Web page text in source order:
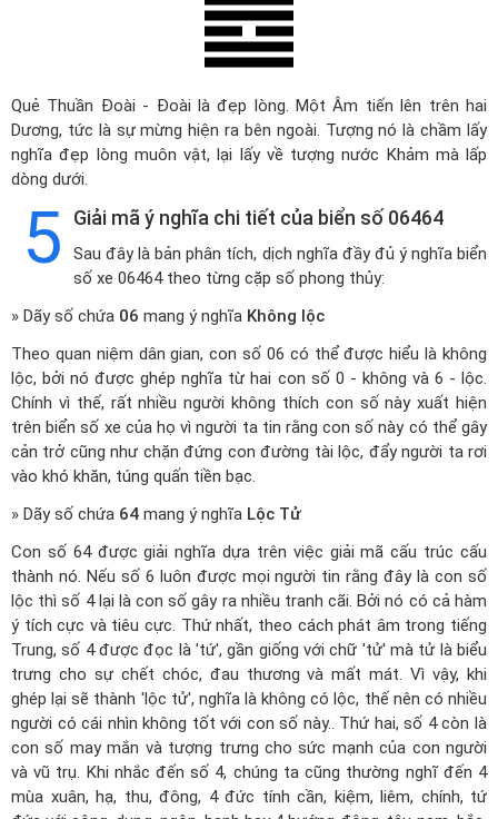
Quẻ Thuần Đoài - Đoài là đẹp lòng. Một Âm tiến lên trên hai
Dương, tức là sự mừng hiện ra bên ngoài. Tượng nó là chầm lấy
nghĩa đẹp lòng muôn vật, lại lấy về tượng nước Khảm mà lấp
dòng dưới.
5 Giải mã ý nghĩa chi tiết của biển số 06464
Sau đây là bản phân tích, dịch nghĩa đầy đủ ý nghĩa biển
số xe 06464 theo từng cặp số phong thủy:
» Dãy số chứa 06 mang ý nghĩa Không lộc
Theo quan niệm dân gian, con số 06 có thể được hiểu là không
lộc, bởi nó được ghép nghĩa từ hai con số 0 - không và 6 - lộc.
Chính vì thế, rất nhiều người không thích con số này xuất hiện
trên biển số xe của họ vì người ta tin rằng con số này có thể gây
cản trở cũng như chặn đứng con đường tài lộc, đẩy người ta rơi
vào khó khăn, túng quấn tiền bạc.
» Dãy số chứa 64 mang ý nghĩa Lộc Tử
Con số 64 được giải nghĩa dựa trên việc giải mã cấu trúc cấu
thành nó. Nếu số 6 luôn được mọi người tin rằng đây là con số
lộc thì số 4 lại là con số gây ra nhiều tranh cãi. Bởi nó có cả hàm
ý tích cực và tiêu cực. Thứ nhất, theo cách phát âm trong tiếng
Trung, số 4 được đọc là 'tứ', gần giống với chữ 'tử' mà tử là biểu
trưng cho sự chết chóc, đau thương và mất mát. Vì vậy, khi
ghép lại sẽ thành 'lộc tử', nghĩa là không có lộc, thế nên có nhiều
người có cái nhìn không tốt với con số này.. Thứ hai, số 4 còn là
con số may mắn và tượng trưng cho sức mạnh của con người
và vũ trụ. Khi nhắc đến số 4, chúng ta cũng thường nghĩ đến 4
mùa xuân, hạ, thu, đông, 4 đức tính cần, kiệm, liêm, chính, tứ